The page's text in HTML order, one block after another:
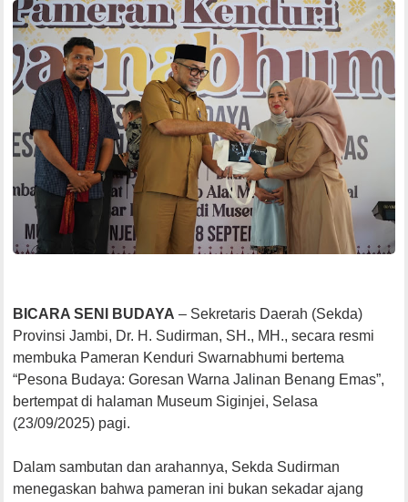
BICARA SENI BUDAYA – Sekretaris Daerah (Sekda)
Provinsi Jambi, Dr. H. Sudirman, SH., MH., secara resmi
membuka Pameran Kenduri Swarnabhumi bertema
“Pesona Budaya: Goresan Warna Jalinan Benang Emas”,
bertempat di halaman Museum Siginjei, Selasa
(23/09/2025) pagi.
Dalam sambutan dan arahannya, Sekda Sudirman
menegaskan bahwa pameran ini bukan sekadar ajang